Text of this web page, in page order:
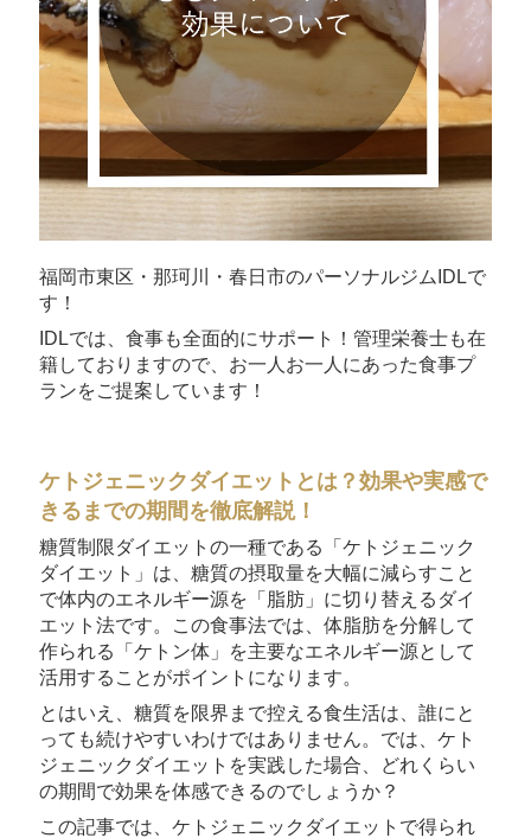
福岡市東区・那珂川・春日市のパーソナルジムIDLで
す！
IDLでは、食事も全面的にサポート！管理栄養士も在
籍しておりますので、お一人お一人にあった食事プ
ランをご提案しています！
ケトジェニックダイエットとは？効果や実感で
きるまでの期間を徹底解説！
糖質制限ダイエットの一種である「ケトジェニック
ダイエット」は、糖質の摂取量を大幅に減らすこと
で体内のエネルギー源を「脂肪」に切り替えるダイ
エット法です。この食事法では、体脂肪を分解して
作られる「ケトン体」を主要なエネルギー源として
活用することがポイントになります。
とはいえ、糖質を限界まで控える食生活は、誰にと
っても続けやすいわけではありません。では、ケト
ジェニックダイエットを実践した場合、どれくらい
の期間で効果を体感できるのでしょうか？
この記事では、ケトジェニックダイエットで得られ